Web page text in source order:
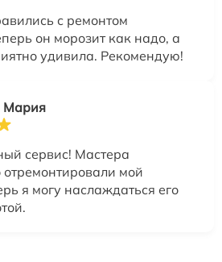
с ремонтом
он морозит как надо, а
удивила. Рекомендую!
Мария
сервис! Мастера
мой
я могу наслаждаться его